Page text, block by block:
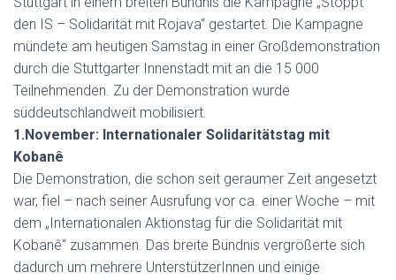
den IS – Solidarität mit Rojava“ gestartet. Die Kampagne
mündete am heutigen Samstag in einer Großdemonstration
durch die Stuttgarter Innenstadt mit an die 15 000
Teilnehmenden. Zu der Demonstration wurde
süddeutschlandweit mobilisiert.
1.November: Internationaler Solidaritätstag mit
Kobanê
Die Demonstration, die schon seit geraumer Zeit angesetzt
war, fiel – nach seiner Ausrufung vor ca. einer Woche – mit
dem „Internationalen Aktionstag für die Solidarität mit
Kobanê“ zusammen. Das breite Bündnis vergrößerte sich
dadurch um mehrere UnterstützerInnen und einige